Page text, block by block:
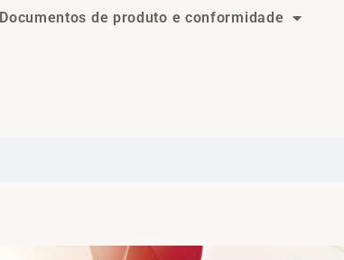
Documentos de produto e conformidade